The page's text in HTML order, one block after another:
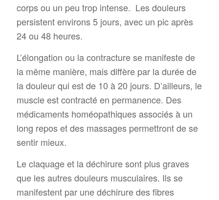
corps ou un peu trop intense. Les douleurs
persistent environs 5 jours, avec un pic après
24 ou 48 heures.
L’élongation ou la contracture se manifeste de
la même manière, mais diffère par la durée de
la douleur qui est de 10 à 20 jours. D’ailleurs, le
muscle est contracté en permanence. Des
médicaments homéopathiques associés à un
long repos et des massages permettront de se
sentir mieux.
Le claquage et la déchirure sont plus graves
que les autres douleurs musculaires. Ils se
manifestent par une déchirure des fibres